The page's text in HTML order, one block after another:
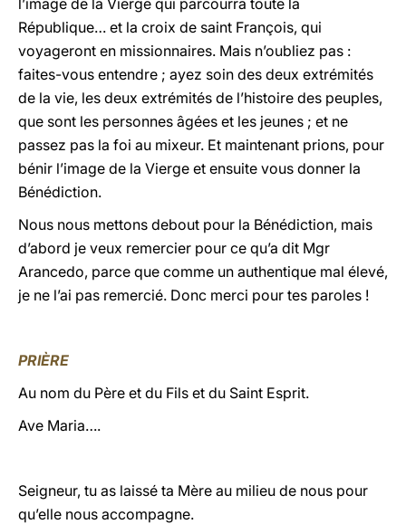
l’image de la Vierge qui parcourra toute la
République… et la croix de saint François, qui
voyageront en missionnaires. Mais n’oubliez pas :
faites-vous entendre ; ayez soin des deux extrémités
de la vie, les deux extrémités de l’histoire des peuples,
que sont les personnes âgées et les jeunes ; et ne
passez pas la foi au mixeur. Et maintenant prions, pour
bénir l’image de la Vierge et ensuite vous donner la
Bénédiction.
Nous nous mettons debout pour la Bénédiction, mais
d’abord je veux remercier pour ce qu’a dit Mgr
Arancedo, parce que comme un authentique mal élevé,
je ne l’ai pas remercié. Donc merci pour tes paroles !
PRIÈRE
Au nom du Père et du Fils et du Saint Esprit.
Ave Maria….
Seigneur, tu as laissé ta Mère au milieu de nous pour
qu’elle nous accompagne.